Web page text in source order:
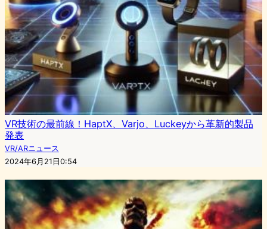
VR技術の最前線！HaptX、Varjo、Luckeyから革新的製品
発表
VR/ARニュース
2024年6月21日0:54